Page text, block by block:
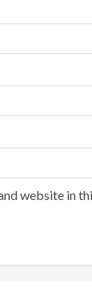
website in